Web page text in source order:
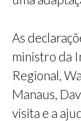
As
ministro da
Regional,
Manaus,
visita e a